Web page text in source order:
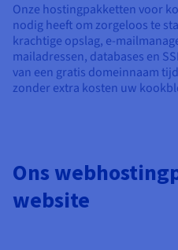
Onze hostingpakketten voor
nodig heeft om zorgeloos te
krachtige opslag, e-
mailadressen, databases en
van een gratis domeinnaam
zonder extra kosten uw
Ons
website